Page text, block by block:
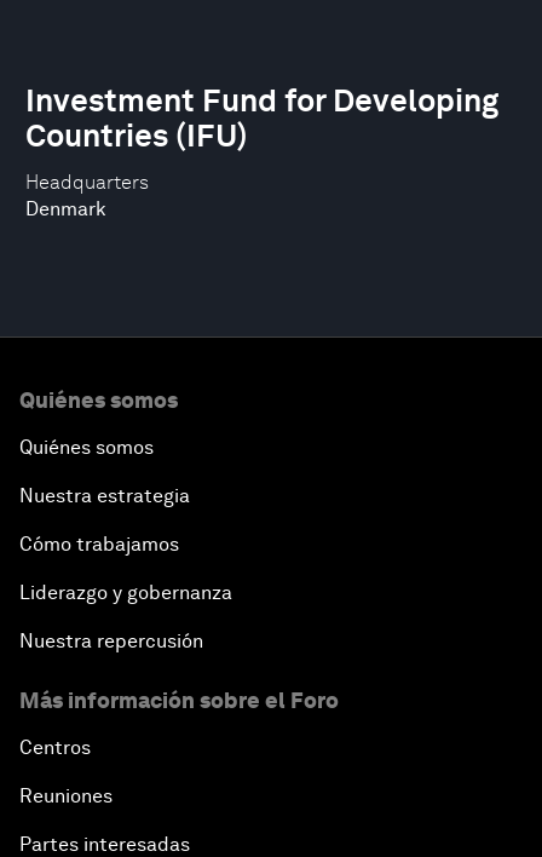
Headquarters
Denmark
Investment Fund for Developing
Countries (IFU)
Quiénes somos
Quiénes somos
Nuestra estrategia
Cómo trabajamos
Liderazgo y gobernanza
Nuestra repercusión
Más información sobre el Foro
Centros
Reuniones
Partes interesadas